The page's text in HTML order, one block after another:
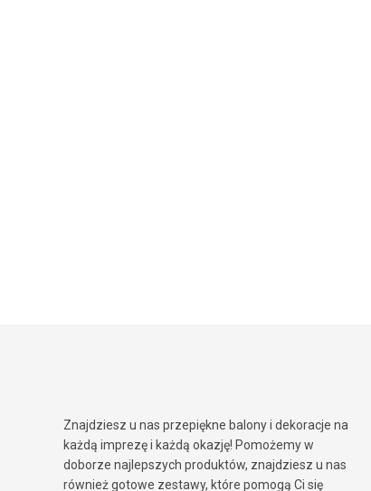
Znajdziesz u nas przepiękne balony i dekoracje na
każdą imprezę i każdą okazję! Pomożemy w
doborze najlepszych produktów, znajdziesz u nas
również gotowe zestawy, które pomogą Ci się